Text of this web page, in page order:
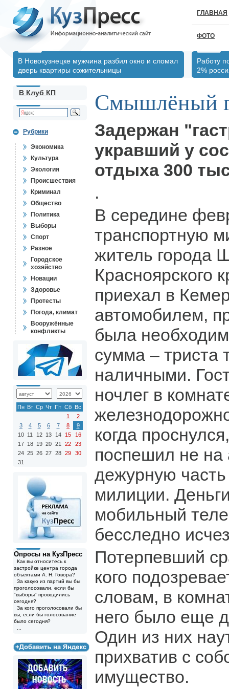
ГЛАВНАЯ
ФОТО
В Новокузнецке мужчина разбил окно и сломал
дверь квартиры сожительницы
Работу
2%
В Клуб КП
Рубрики
Экономика
Культура
Экология
Происшествия
Криминал
Общество
Политика
Выборы
Спорт
Разное
Городское
хозяйство
Новации
Здоровье
Протесты
Погода, климат
Вооружённые
конфликты
Пн Вт Ср Чт Пт Сб Вс
1
2
3
4 5 6 7 8
9
10 11 12 13 14 15
16
17 18 19 20 21 22
23
24 25 26 27 28 29
30
31
Опросы на КузПресс
Как вы относитесь к
застройке центра города
объектами А. Н. Говора?
За какую из партий вы бы
проголосовали, если бы
"выборы" проводились
сегодня?
За кого проголосовали бы
вы, если бы голосование
было сегодня?
Смышлёный
Задержан
укравший у
отдыха 300
.
В середине
транспортную
житель города
Красноярского
приехал в
автомобилем,
была
сумма – триста
наличными.
ночлег в
когда
поспешил не на
дежурную
милиции.
мобильный
бесследно
Потерпевший
кого
словам, в
него было еще
Один из них
прихватив с
имущество.